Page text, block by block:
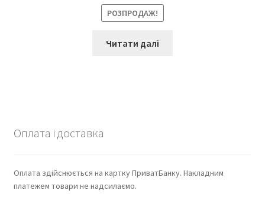
РОЗПРОДАЖ!
Читати далі
Оплата і доставка
Оплата здійснюється на картку ПриватБанку. Накладним
платежем товари не надсилаємо.